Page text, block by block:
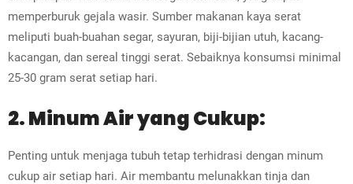
memperburuk gejala wasir. Sumber makanan kaya serat
meliputi buah-buahan segar, sayuran, biji-bijian utuh, kacang-
kacangan, dan sereal tinggi serat. Sebaiknya konsumsi minimal
25-30 gram serat setiap hari.
2. Minum Air yang Cukup:
Penting untuk menjaga tubuh tetap terhidrasi dengan minum
cukup air setiap hari. Air membantu melunakkan tinja dan